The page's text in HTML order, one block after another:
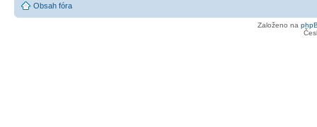
Obsah fóra
Založeno na